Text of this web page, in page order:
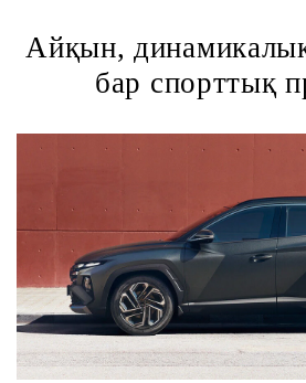
Айқын,
бар спорттық